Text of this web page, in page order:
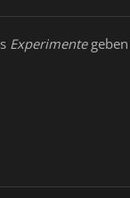
Experimente